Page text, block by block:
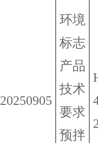
20250905
环境
标志
产品
技术
要求
预拌